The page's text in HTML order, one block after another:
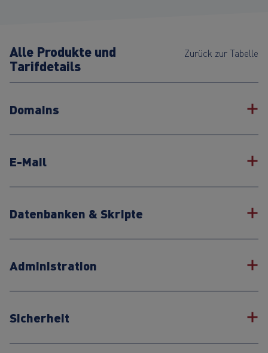
Alle Produkte und
Tarifdetails
Zurück zur Tabelle
Domains
E-Mail
Datenbanken & Skripte
Administration
Sicherheit